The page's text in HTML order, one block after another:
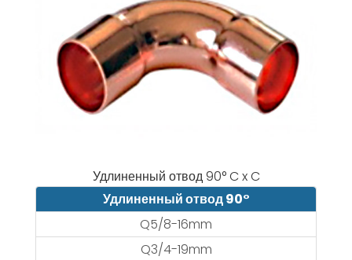
Удлиненный отвод 90° C x C
Удлиненный отвод 90°
Q5/8-16mm
Q3/4-19mm